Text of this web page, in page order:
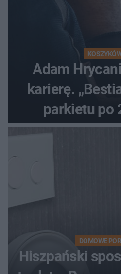
Adam
karierę.
parkietu po
DOMOWE
Hiszpański